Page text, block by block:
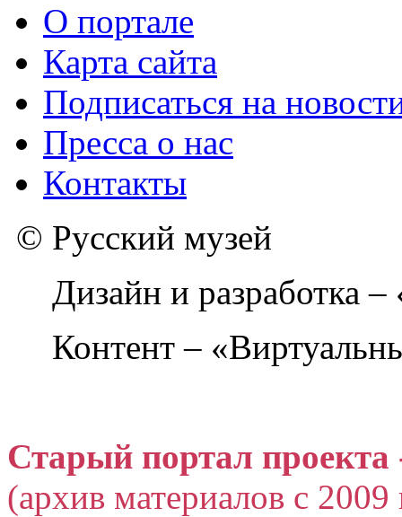
О портале
Карта сайта
Подписаться на
Пресса о нас
Контакты
© Русский музей
Дизайн и разработка
Контент –
Старый портал
(архив материалов с